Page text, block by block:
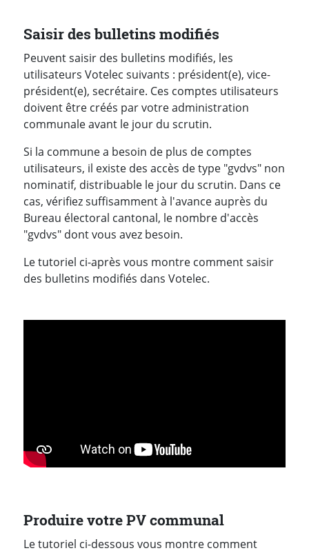
Saisir des bulletins modifiés
Peuvent saisir des bulletins modifiés, les
utilisateurs Votelec suivants : président(e), vice-
président(e), secrétaire. Ces comptes utilisateurs
doivent être créés par votre administration
communale avant le jour du scrutin.
Si la commune a besoin de plus de comptes
utilisateurs, il existe des accès de type "gvdvs" non
nominatif, distribuable le jour du scrutin. Dans ce
cas, vérifiez suffisamment à l'avance auprès du
Bureau électoral cantonal, le nombre d'accès
"gvdvs" dont vous avez besoin.
Le tutoriel ci-après vous montre comment saisir
des bulletins modifiés dans Votelec.
Produire votre PV communal
Le tutoriel ci-dessous vous montre comment